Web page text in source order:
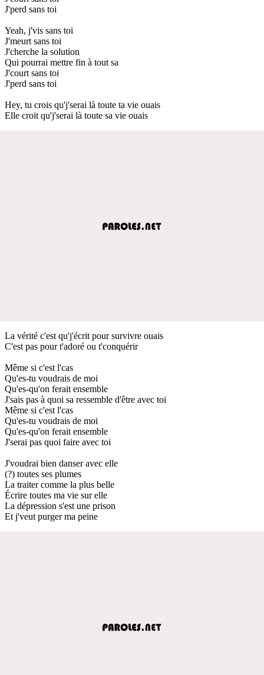
J'perd sans toi
Yeah, j'vis sans toi
J'meurt sans toi
J'cherche la solution
Qui pourrai mettre fin à tout sa
J'court sans toi
J'perd sans toi
Hey, tu crois qu'j'serai là toute ta vie ouais
Elle croit qu'j'serai là toute sa vie ouais
La vérité c'est qu'j'écrit pour survivre ouais
C'est pas pour t'adoré ou t'conquérir
Même si c'est l'cas
Qu'es-tu voudrais de moi
Qu'es-qu'on ferait ensemble
J'sais pas à quoi sa ressemble d'être avec toi
Même si c'est l'cas
Qu'es-tu voudrais de moi
Qu'es-qu'on ferait ensemble
J'serai pas quoi faire avec toi
J'voudrai bien danser avec elle
(?) toutes ses plumes
La traiter comme la plus belle
Écrire toutes ma vie sur elle
La dépression s'est une prison
Et j'veut purger ma peine